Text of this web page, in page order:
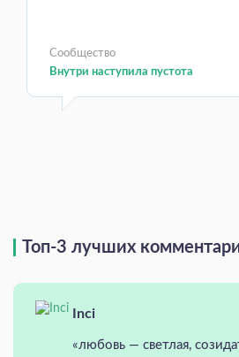
Сообщество
Внутри наступила пустота
Топ-3 лучших
Inci
«любовь — светлая,